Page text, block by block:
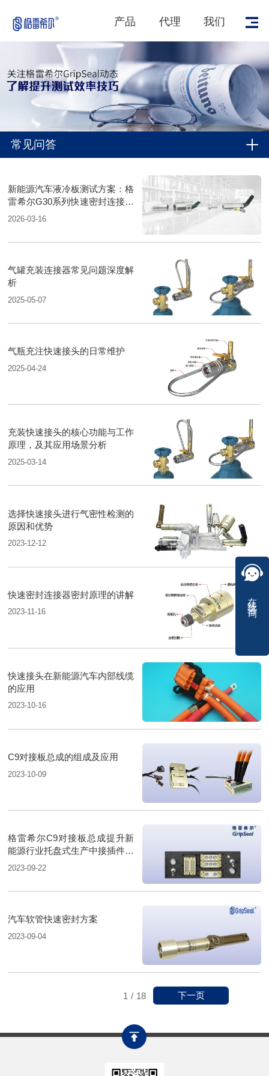
产品 代理 我们
常见问答
新能源汽车液冷板测试方案：格
雷希尔G30系列快速密封连接器
的应用与优势
2026-03-16
气罐充装连接器常见问题深度解
析
2025-05-07
气瓶充注快速接头的日常维护
2025-04-24
充装快速接头的核心功能与工作
原理，及其应用场景分析
2025-03-14
选择快速接头进行气密性检测的
原因和优势
2023-12-12
快速密封连接器密封原理的讲解
2023-11-16
快速接头在新能源汽车内部线缆
的应用
2023-10-16
C9对接板总成的组成及应用
2023-10-09
格雷希尔C9对接板总成提升新
能源行业托盘式生产中接插件的
可靠性
2023-09-22
汽车软管快速密封方案
2023-09-04
1 / 18 下一页
在线咨询